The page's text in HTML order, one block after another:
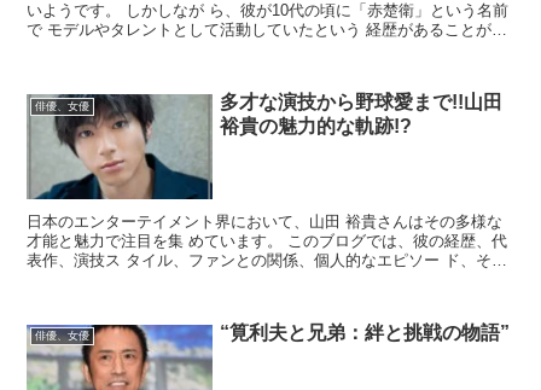
いようです。 しかしなが ら、彼が10代の頃に「赤楚衛」という名前
で モデルやタレントとして活動していたという 経歴があることが知
俳優、女優
多才な演技から野球愛まで!!山田
裕貴の魅力的な軌跡!?
日本のエンターテイメント界において、山田 裕貴さんはその多様な
才能と魅力で注目を集 めています。 このブログでは、彼の経歴、代
表作、演技ス タイル、ファンとの関係、個人的なエピソー ド、そし
俳優、女優 “筧利夫と兄弟：絆と挑戦の物語”